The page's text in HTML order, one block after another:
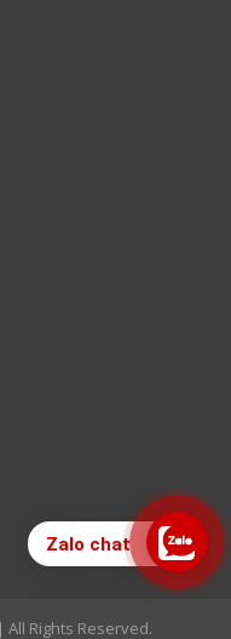
All Rights Reserved.
Zalo chat